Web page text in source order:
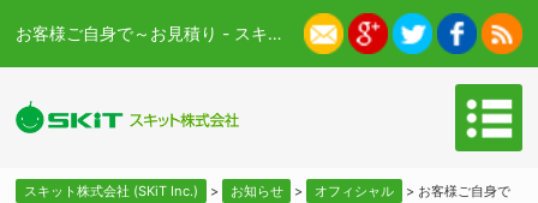
お客様ご自身で～お見積り - スキット株式会社 (SKiT Inc.)
スキット株式会社 (SKiT Inc.) > お知らせ > オフィシャル > お客様ご自身で